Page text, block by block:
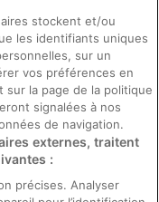
de vacances
stockent et/ou
les identifiants uniques
sur un
vos préférences en
la page de la politique
signalées à nos
de navigation.
externes, traitent
:
précises. Analyser